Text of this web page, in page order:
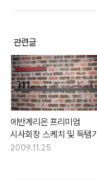
관련글
에반게리온 프리미엄
시사회장 스케치 및 득템기
2009.11.25